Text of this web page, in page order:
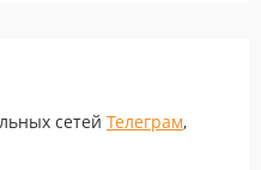
сетей Телеграм,